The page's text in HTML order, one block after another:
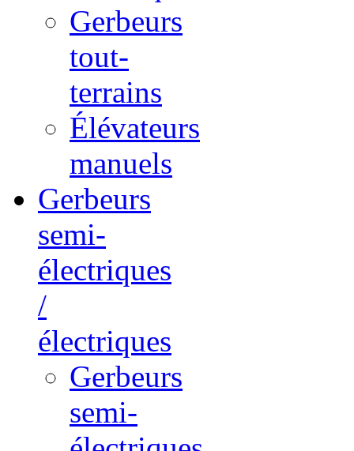
Gerbeurs
tout-
terrains
Élévateurs
manuels
Gerbeurs
semi-
électriques
/
électriques
Gerbeurs
semi-